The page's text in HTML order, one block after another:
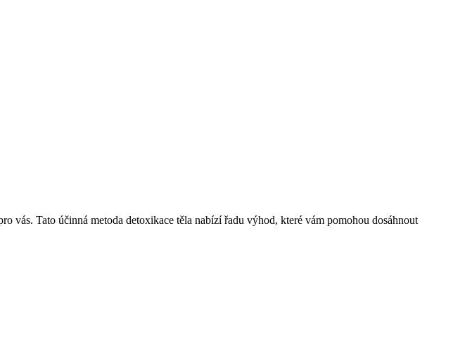
vás. Tato účinná metoda detoxikace těla nabízí řadu výhod, které vám pomohou dosáhnout